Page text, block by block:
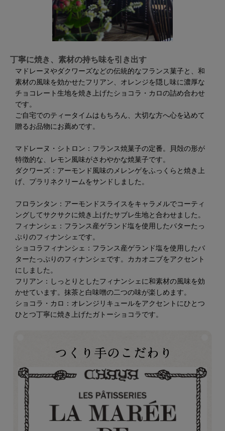
丁寧に焼き、素材の持ち味を引き出す
マドレーヌやダクワーズなどの伝統的なフランス菓子と、和
素材の風味を効かせたフリアン、オレンジを隠し味に濃厚な
チョコレート生地を焼き上げたショコラ・カロの詰め合わせ
です。
ご自宅でのティータイムはもちろん、大切な方へ心を込めて
贈るお品物にお薦めです。
マドレーヌ・シトロン：フランス焼菓子の定番。貝殻の形が
特徴的な、レモン風味がさわやかな焼菓子です。
ダクワーズ：アーモンド風味のメレンゲをふっくらと焼き上
げ、プラリネクリームをサンドしました。
フロランタン：アーモンドスライスをキャラメルでコーティ
ングしてサクサクに焼き上げたサブレ生地と合わせました。
フィナンシェ：フランス産ゲランド塩を使用したバターたっ
ぷりのフィナンシェです。
ショコラフィナンシェ：フランス産ゲランド塩を使用したバ
ターたっぷりのフィナンシェです。カカオニブをアクセント
にしました。
フリアン：しっとりとしたフィナンシェに和素材の風味を効
かせています。抹茶と白味噌の二つの味が楽しめます。
ショコラ・カロ：オレンジリキュールをアクセントにひとつ
ひとつ丁寧に焼き上げたガトーショコラです。